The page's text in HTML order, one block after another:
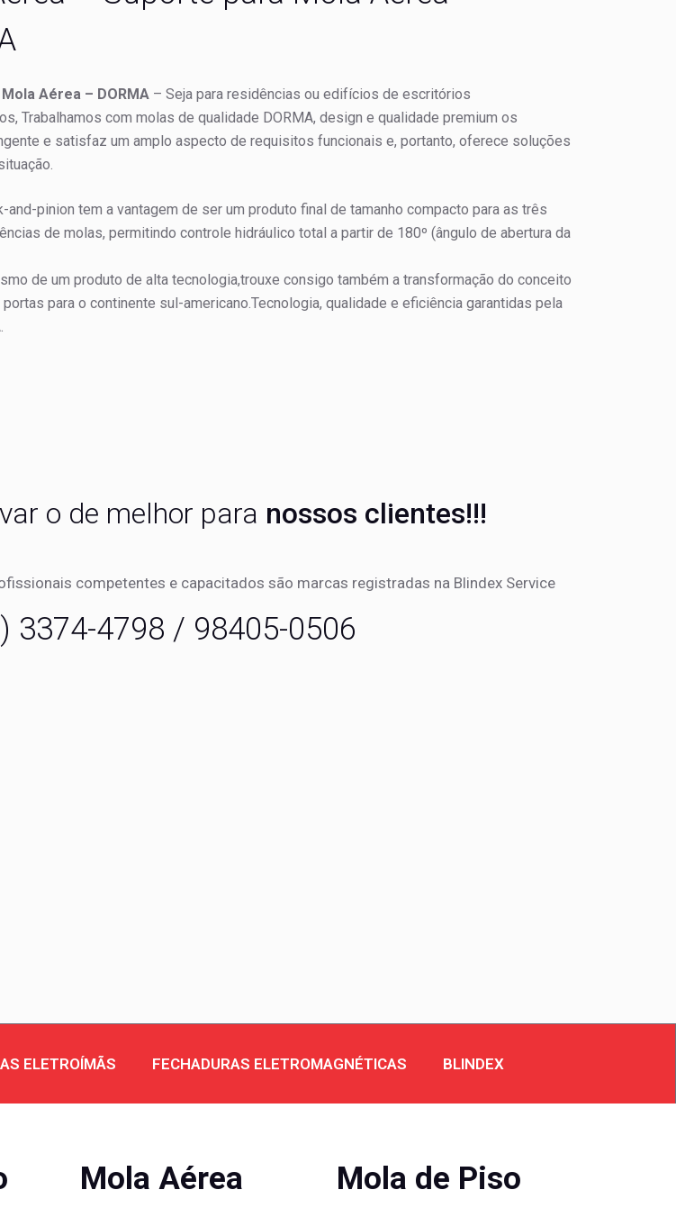
Aérea – DORMA – Seja para residências ou edifícios de escritórios
Trabalhamos com molas de qualidade DORMA, design e qualidade premium os
e satisfaz um amplo aspecto de requisitos funcionais e, portanto, oferece soluções
and-pinion tem a vantagem de ser um produto final de tamanho compacto para as três
de molas, permitindo controle hidráulico total a partir de 180º (ângulo de abertura da
de um produto de alta tecnologia,trouxe consigo também a transformação do conceito
para o continente sul-americano.Tecnologia, qualidade e eficiência garantidas pela
o de melhor para nossos clientes!!!
competentes e capacitados são marcas registradas na Blindex Service
3374-4798 / 98405-0506
ELETROÍMÃS FECHADURAS ELETROMAGNÉTICAS BLINDEX
Mola Aérea Mola de Piso